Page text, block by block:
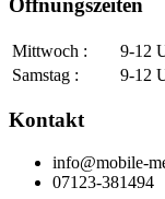
Öffnungszeiten
Mittwoch :
9-12
Samstag :
9-12
Kontakt
info@mobile-
07123-381494